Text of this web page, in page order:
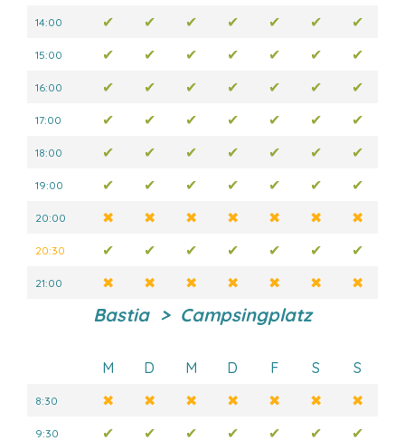
14:00 ✔ ✔ ✔ ✔ ✔ ✔ ✔
15:00 ✔ ✔ ✔ ✔ ✔ ✔ ✔
16:00 ✔ ✔ ✔ ✔ ✔ ✔ ✔
17:00 ✔ ✔ ✔ ✔ ✔ ✔ ✔
18:00 ✔ ✔ ✔ ✔ ✔ ✔ ✔
19:00 ✔ ✔ ✔ ✔ ✔ ✔ ✔
20:00 ✖ ✖ ✖ ✖ ✖ ✖ ✖
20:30 ✔ ✔ ✔ ✔ ✔ ✔ ✔
21:00 ✖ ✖ ✖ ✖ ✖ ✖ ✖
Bastia > Campsingplatz
M D M D F S S
8:30 ✖ ✖ ✖ ✖ ✖ ✖ ✖
9:30 ✔ ✔ ✔ ✔ ✔ ✔ ✔